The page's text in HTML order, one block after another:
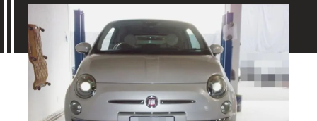
中古車販売・在庫車情報
車検・整備・修理のご依頼
中古車探しのご依頼/その他
お問い合わせ総合
058-247-8001
タップで電話がかかります